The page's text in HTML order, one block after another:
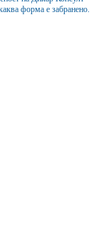
форма е забранено.